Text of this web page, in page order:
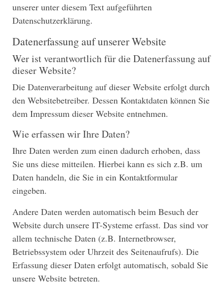
unserer unter diesem Text aufgeführten
Datenschutzerklärung.
Datenerfassung auf unserer Website
Wer ist verantwortlich für die Datenerfassung auf
dieser Website?
Die Datenverarbeitung auf dieser Website erfolgt durch
den Websitebetreiber. Dessen Kontaktdaten können Sie
dem Impressum dieser Website entnehmen.
Wie erfassen wir Ihre Daten?
Ihre Daten werden zum einen dadurch erhoben, dass
Sie uns diese mitteilen. Hierbei kann es sich z.B. um
Daten handeln, die Sie in ein Kontaktformular
eingeben.
Andere Daten werden automatisch beim Besuch der
Website durch unsere IT-Systeme erfasst. Das sind vor
allem technische Daten (z.B. Internetbrowser,
Betriebssystem oder Uhrzeit des Seitenaufrufs). Die
Erfassung dieser Daten erfolgt automatisch, sobald Sie
unsere Website betreten.